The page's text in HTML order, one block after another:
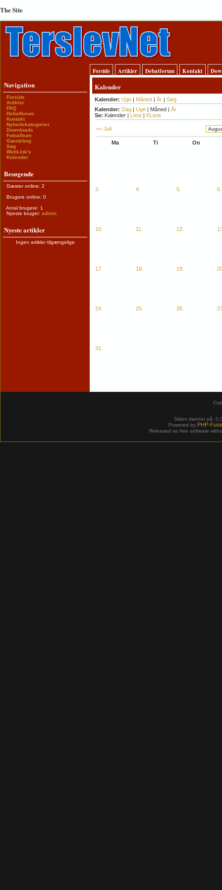
The Site
Forside Artikler Debatforum Kontakt
Navigation
Forside
Artikler
FAQ
Debatforum
Kontakt
Nyhedskategorier
Downloads
Fotoalbum
Gæstebog
Søg
WebLink's
Kalender
Besøgende
Gæster online: 2
Brugere online: 0
Antal brugere: 1
Nyeste bruger: admin
Nyeste artikler
Ingen artikler tilgængelige
Kalender
Kalender: Uge | Måned | År | Søg
Kalender: Dag | Uge | Måned | År
Se: Kalender | Liste | KListe
<< Juli
Ma Ti On
3. 4. 5. 6.
10. 11. 12.
17. 18. 19.
24. 25. 26.
31.
Siden dannet på:
Powered by PHP-
Released as free software